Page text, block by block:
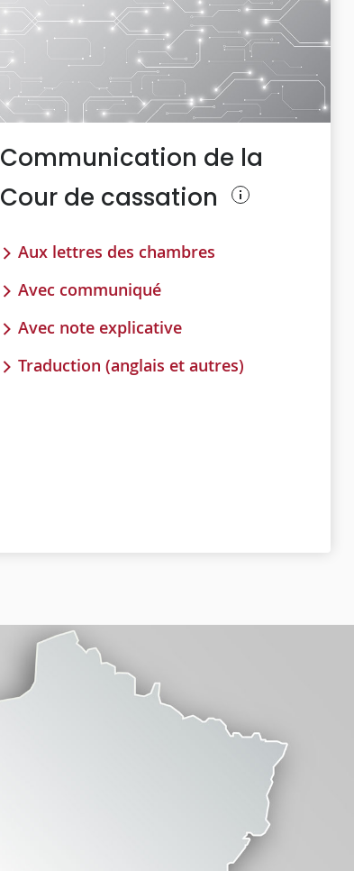
Communication de la
Cour de cassation
Aux lettres des chambres
Avec communiqué
Avec note explicative
Traduction (anglais et autres)